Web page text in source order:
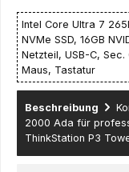
Intel Core Ultra 7
NVMe SSD, 16GB
Netzteil, USB-C, Sec.
Maus, Tastatur
Beschreibung
2000 Ada für
ThinkStation P3